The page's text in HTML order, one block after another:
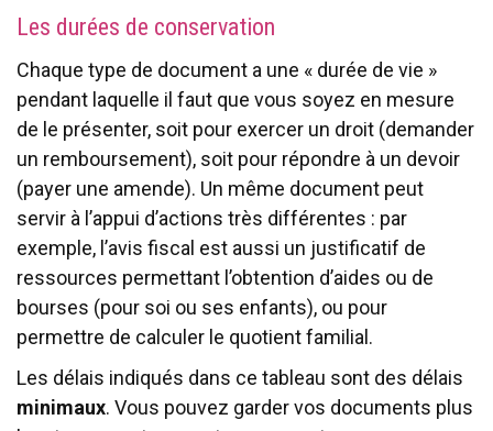
Les durées de conservation
Chaque type de document a une « durée de vie »
pendant laquelle il faut que vous soyez en mesure
de le présenter, soit pour exercer un droit (demander
un remboursement), soit pour répondre à un devoir
(payer une amende). Un même document peut
servir à l’appui d’actions très différentes : par
exemple, l’avis fiscal est aussi un justificatif de
ressources permettant l’obtention d’aides ou de
bourses (pour soi ou ses enfants), ou pour
permettre de calculer le quotient familial.
Les délais indiqués dans ce tableau sont des délais
minimaux. Vous pouvez garder vos documents plus